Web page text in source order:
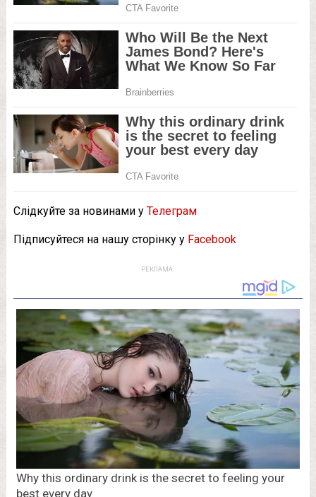
Слідкуйте за новинами у Телеграм
Підписуйтеся на нашу сторінку у Facebook
РЕКЛАМА: